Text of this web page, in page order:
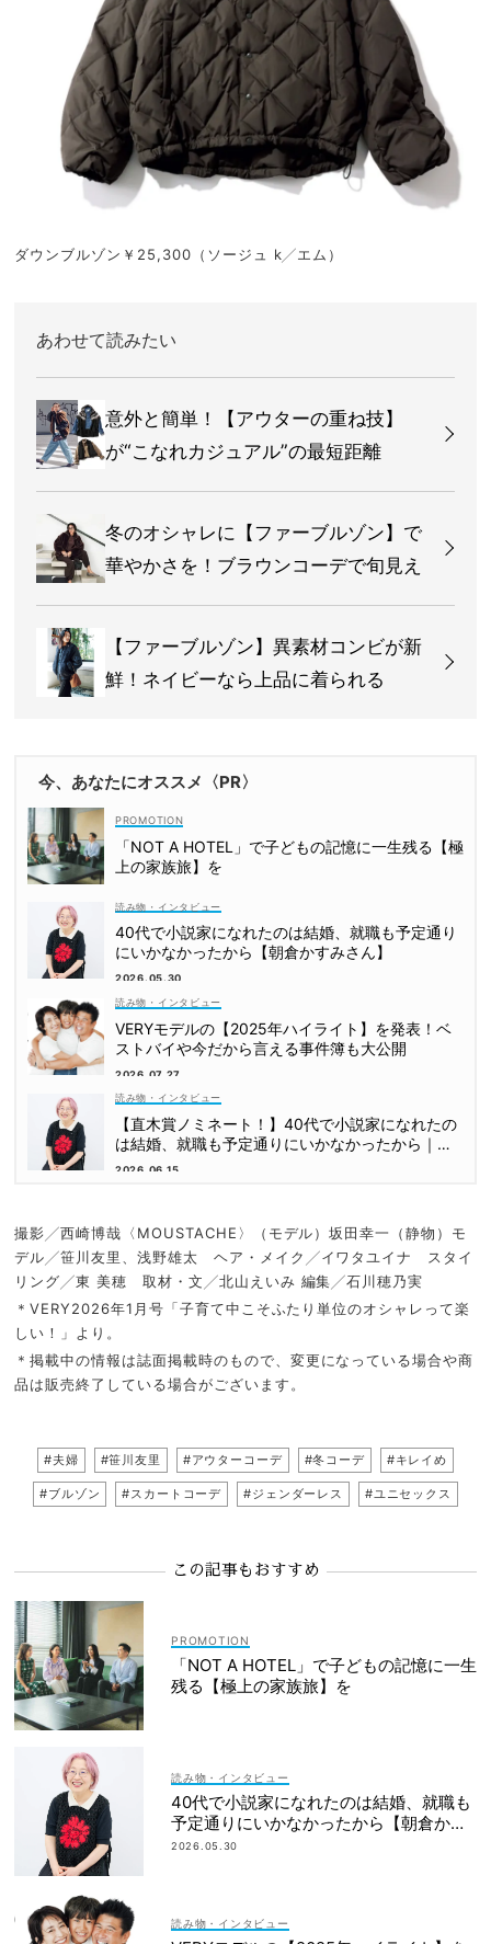
ダウンブルゾン￥25,300（ソージュ k╱エム）
あわせて読みたい
意外と簡単！【アウターの重ね技】
が“こなれカジュアル”の最短距離
冬のオシャレに【ファーブルゾン】で
華やかさを！ブラウンコーデで旬見え
【ファーブルゾン】異素材コンビが新
鮮！ネイビーなら上品に着られる
今、あなたにオススメ〈PR〉
「NOT A HOTEL」で子どもの記憶に一生残る【極
上の家族旅】を
読み物・インタビュー
40代で小説家になれたのは結婚、就職も予定通り
にいかなかったから【朝倉かすみさん】
2026.05.30
読み物・インタビュー
VERYモデルの【2025年ハイライト】を発表！ベ
ストバイや今だから言える事件簿も大公開
2026.07.27
読み物・インタビュー
【直木賞ノミネート！】40代で小説家になれたの
は結婚、就職も予定通りにいかなかったから｜朝
倉かすみさん
2026.06.15
撮影╱西崎博哉〈MOUSTACHE〉（モデル）坂田幸一（静物）モ
デル╱笹川友里、浅野雄太 ヘア・メイク╱イワタユイナ スタイ
リング╱東 美穂 取材・文╱北山えいみ 編集╱石川穂乃実
＊VERY2026年1月号「子育て中こそふたり単位のオシャレって楽
しい！」より。
＊掲載中の情報は誌面掲載時のもので、変更になっている場合や商
品は販売終了している場合がございます。
#夫婦 #笹川友里 #アウターコーデ #冬コーデ #キレイめ
#ブルゾン #スカートコーデ #ジェンダーレス #ユニセックス
この記事もおすすめ
「NOT A HOTEL」で子どもの記憶に一生
残る【極上の家族旅】を
読み物・インタビュー
40代で小説家になれたのは結婚、就職も
予定通りにいかなかったから【朝倉かす
みさん】
2026.05.30
読み物・インタビュー